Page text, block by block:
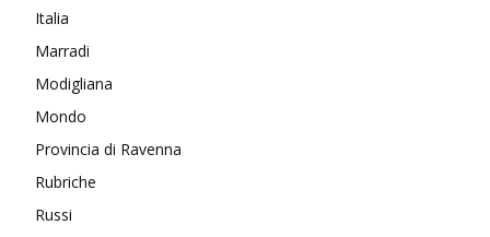
Italia
Marradi
Modigliana
Mondo
Provincia di Ravenna
Rubriche
Russi